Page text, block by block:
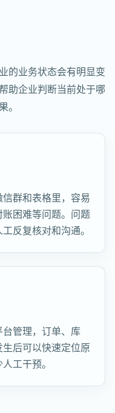
的业务状态会有明显变
助企业判断当前处于哪
。
群和表格里，容易
困难等问题。问题
反复核对和沟通。
管理，订单、库
后可以快速定位原
工干预。